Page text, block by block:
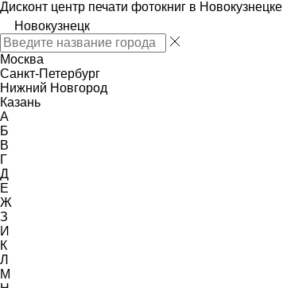
Дисконт центр печати фотокниг в Новокузнецке
Новокузнецк
Москва
Санкт-Петербург
Нижний Новгород
Казань
А
Б
В
Г
Д
Е
Ж
З
И
К
Л
М